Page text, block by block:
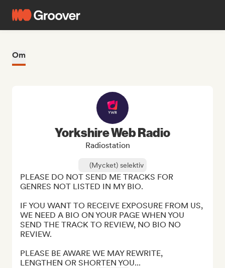
Om
Yorkshire Web Radio
Radiostation
(Mycket) selektiv
PLEASE DO NOT SEND ME TRACKS FOR
GENRES NOT LISTED IN MY BIO.
IF YOU WANT TO RECEIVE EXPOSURE FROM US,
WE NEED A BIO ON YOUR PAGE WHEN YOU
SEND THE TRACK TO REVIEW, NO BIO NO
REVIEW.
PLEASE BE AWARE WE MAY REWRITE,
LENGTHEN OR SHORTEN YOU...